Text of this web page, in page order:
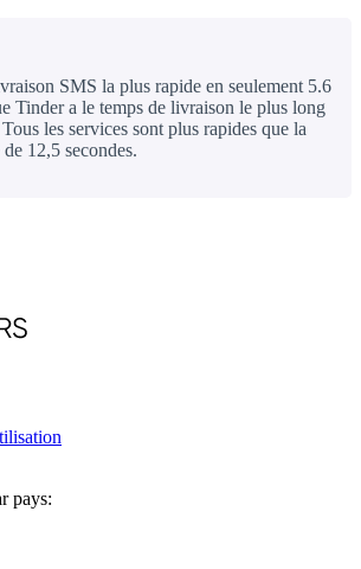
SMS la plus rapide en seulement 5.6
Tinder a le temps de livraison le plus long
les services sont plus rapides que la
12,5 secondes.
pays: